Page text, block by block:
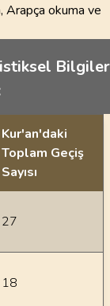
Arapça okuma ve
Bilgiler
Kur'an'daki
Toplam Geçiş
Sayısı
27
18